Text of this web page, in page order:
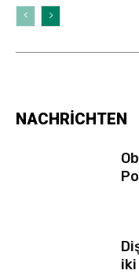
NACHRİCHTEN